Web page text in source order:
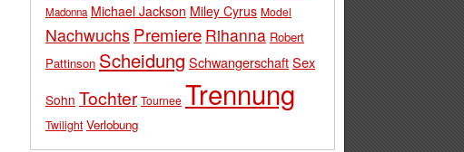
Madonna Michael Jackson Miley Cyrus Model
Nachwuchs Premiere Rihanna Robert
Pattinson Scheidung SchwangerschaftSex
Sohn Tochter Tournee Trennung
Twilight Verlobung